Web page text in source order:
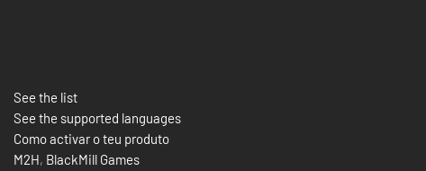
See the list
See the supported languages
Como activar o teu produto
M2H, BlackMill Games